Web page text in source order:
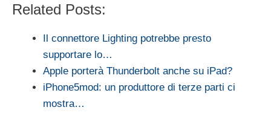
Related Posts:
Il connettore Lighting potrebbe presto
supportare lo…
Apple porterà Thunderbolt anche su iPad?
iPhone5mod: un produttore di terze parti ci
mostra…